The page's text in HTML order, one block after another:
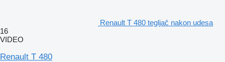
Renault T 480 tegljač nakon udesa
16
VIDEO
Renault T 480